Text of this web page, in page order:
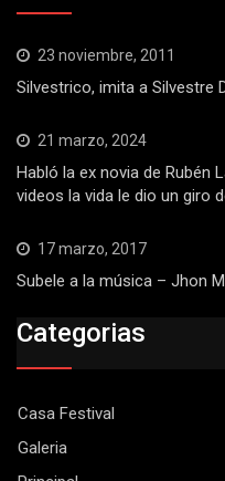
23 noviembre, 2011
Silvestrico, imita a Silvestre
21 marzo, 2024
Habló la ex novia de Rubén
videos la vida le dio un giro
17 marzo, 2017
Subele a la música – Jhon
Categorias
Casa Festival
Galeria